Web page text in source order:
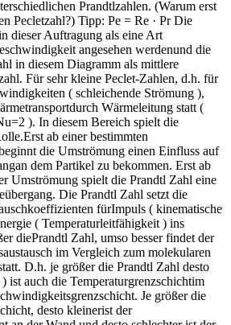
Prandtlzahlen. (Warum erst
Pecletzahl?) Tipp: Pe = Re · PrDie
dieser Auftragung als eine Art
angesehen werdenund die
in diesem Diagramm als mittlere
Für sehr kleine Peclet-Zahlen, d.h. für
( schleichende Strömung ),
Wärmeleitung statt (
). In diesem Bereich spielt die
ab einer bestimmten
die Umströmung einen Einfluss auf
dem Partikel zu bekommen. Erst ab
Umströmung spielt die Prandtl Zahl eine
Die Prandtl Zahl setzt die
fürImpuls ( kinematische
( Temperaturleitfähigkeit ) ins
diePrandtl Zahl, umso besser findet der
im Vergleich zum molekularen
D.h. je größer die Prandtl Zahl desto
ist auch die Temperaturgrenzschichtim
Je größer die
desto kleinerist der